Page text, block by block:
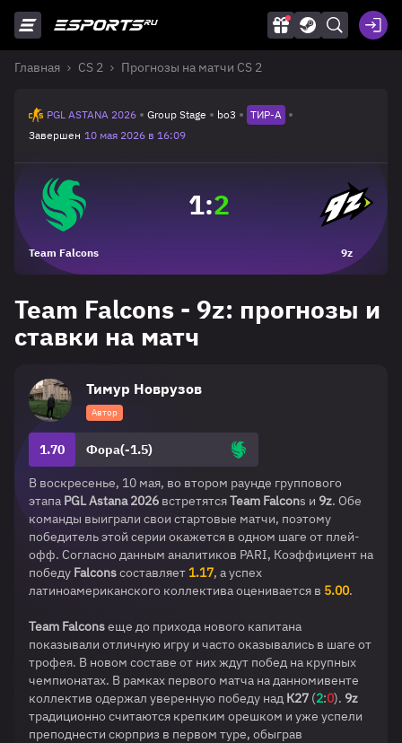
Главная CS 2 Прогнозы на матчи CS 2
PGL ASTANA 2026 Group Stage bo3
ТИР-A
Завершен 10 мая 2026 в 16:09
Team Falcons
1:2
9z
Team Falcons - 9z: прогнозы и
ставки на матч
Тимур Новрузов
Автор
1.70 Фора(-1.5)
В воскресенье, 10 мая, во втором раунде группового
этапа PGL Astana 2026 встретятсяTeam Falcons и 9z. Обе
команды выиграли свои стартовые матчи, поэтому
победитель этой серии окажется в одном шаге от плей-
офф. Согласно данным аналитиков PARI, Коэффициент на
победу Falconsсоставляет1.17, а успех
латиноамериканского коллектива оценивается в 5.00.
Team Falconsеще до прихода нового капитана
показывали отличную игру и часто оказывались в шаге от
трофея. В новом составе от них ждут побед на крупных
чемпионатах. В рамках первого матча на данномивенте
коллектив одержал уверенную победу над К27 (2:0). 9z
традиционно считаются крепким орешком и уже успели
преподнести сюрприз в первом туре, обыграв